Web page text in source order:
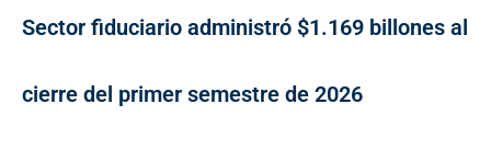
Sector fiduciario administró $1.169 billones al
cierre del primer semestre de 2026